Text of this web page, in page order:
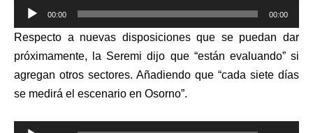
Reproductor
de
audio
00:00 00:00
Respecto a nuevas disposiciones que se puedan dar
próximamente, la Seremi dijo que “están evaluando” si
agregan otros sectores. Añadiendo que “cada siete días
se medirá el escenario en Osorno”.
Reproductor